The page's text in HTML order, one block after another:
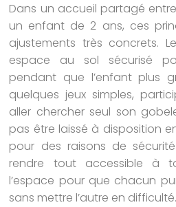
Dans un accueil partagé
un enfant de 2 ans, ces
ajustements très concrets.
espace au sol sécurisé
pendant que l’enfant plus
quelques jeux simples,
aller chercher seul son
pas être laissé à disposition
pour des raisons de
rendre tout accessible à
l’espace pour que chacun
sans mettre l’autre en difficulté.